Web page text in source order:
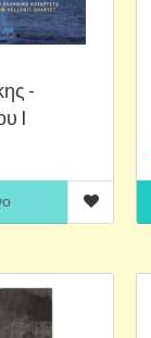
-
I